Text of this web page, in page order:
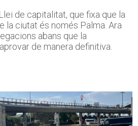
de capitalitat, que fixa que la
la ciutat és només Palma. Ara
abans que la
de manera definitiva.